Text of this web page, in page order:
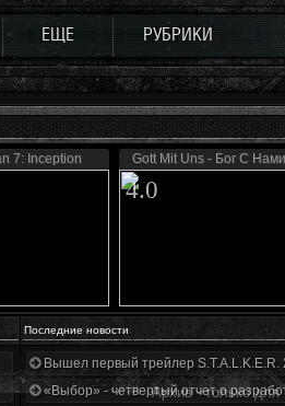
ЕЩЕ РУБРИКИ
7: Inception Gott Mit Uns - Бог С Нами
4.0
Последние новости
Вышел первый трейлер S.T.A.L.K.E.R.
«Выбор» - четвертый отчет о
Архив - только для